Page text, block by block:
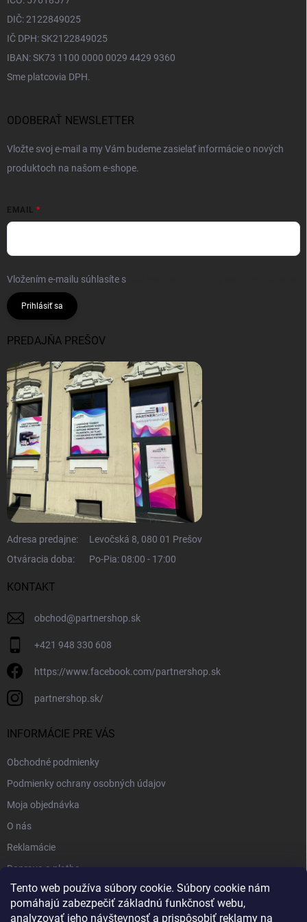
Tento web používa súbory cookie. Súbory cookie nám
pomáhajú zabezpečiť základnú funkčnosť webu,
analyzovať jeho návštevnosť a prispôsobiť reklamy na
DIČ: 2122849025
IČ DPH: SK2122849025
IBAN: SK73 1100 0000 0029 4429 9360
Sme platcovia DPH.
ODOBERAŤ NEWSLETTER
Vložte svoj e-mail a my Vám budeme zasielať informácie o nových
produktoch na našom e-shope.
EMAIL
Vložením e-mailu súhlasíte s
Prihlásiť sa
PREDAJŇA PREŠOV
Adresa predajne:
Levočská 8, 080 01 Prešov
Otváracia doba:
Po-Pia: 08:00 - 17:00
KONTAKT
obchod@partnershop.sk
+421 948 330 608
https://www.facebook.com/partnershop.sk
partnershop.sk/
INFORMÁCIE PRE VÁS
Obchodné podmienky
Podmienky ochrany osobných údajov
Moja objednávka
O nás
Reklamácie
Doprava a platba
Kontakt
Blog